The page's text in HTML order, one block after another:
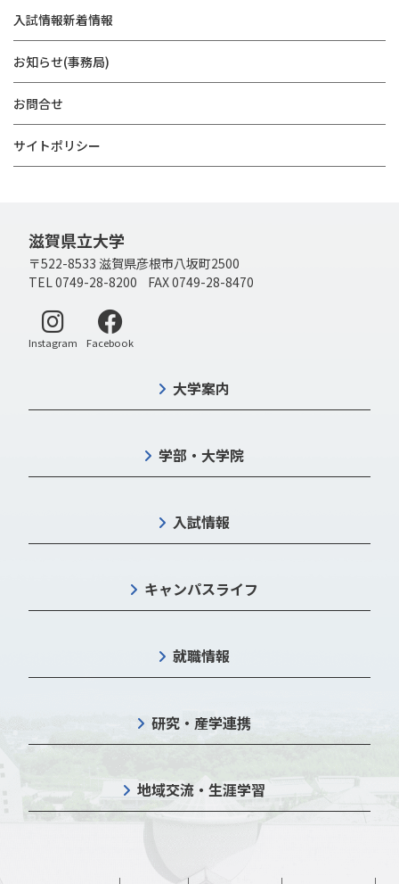
入試情報新着情報
お知らせ(事務局)
お問合せ
サイトポリシー
滋賀県立大学
〒522-8533 滋賀県彦根市八坂町2500
TEL 0749-28-8200 FAX 0749-28-8470
Instagram 別ウィンドウで開く
Facebook別ウィンドウで開く
大学案内
学部・大学院
入試情報
キャンパスライフ
就職情報
研究・産学連携
地域交流・生涯学習